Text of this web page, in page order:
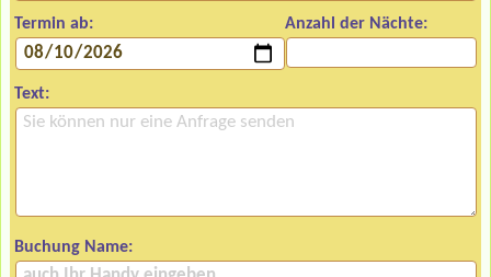
Termin ab: Anzahl der Nächte:
Text:
Buchung Name: